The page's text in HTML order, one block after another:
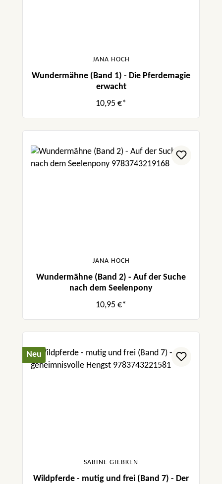
JANA HOCH
Wundermähne (Band 1) - Die Pferdemagie
erwacht
10,95 €*
JANA HOCH
Wundermähne (Band 2) - Auf der Suche
nach dem Seelenpony
10,95 €*
Neu
SABINE GIEBKEN
Wildpferde - mutig und frei (Band 7) - Der